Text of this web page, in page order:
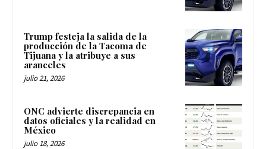
Trump festeja la salida de la
producción de la Tacoma de
Tijuana y la atribuye a sus
aranceles
julio 21, 2026
ONC advierte discrepancia en
datos oficiales y la realidad en
México
julio 18, 2026